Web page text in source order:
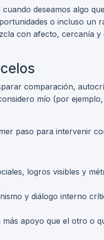
deseamos algo
o incluso un
con afecto, cercanía y
comparación,
mío (por
paso para intervenir
logros visibles y
y diálogo interno
más apoyo que el otro o